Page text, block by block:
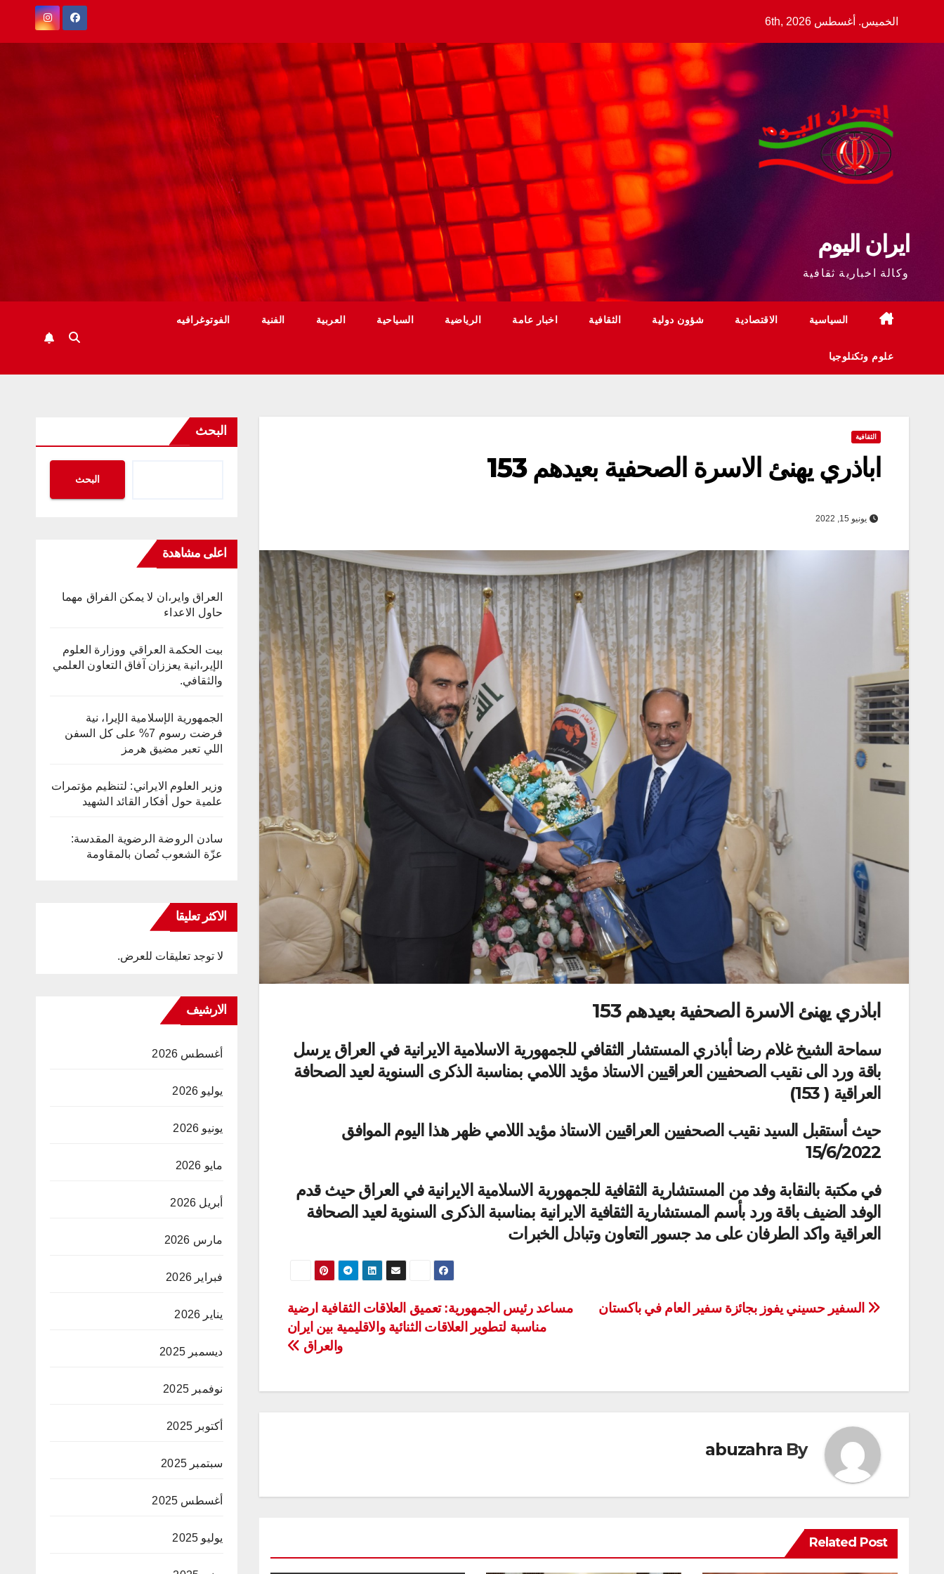
الخميس. أغسطس 6th, 2026
ايران اليوم
وكالة اخبارية ثقافية
السياسية الاقتصادية شؤون دولية الثقافية اخبار عامة الرياضية السياحية العربية الفنية الفوتوغرافيه
علوم وتكنلوجيا
الثقافية
اباذري يهنئ الاسرة الصحفية بعيدهم 153
يونيو 15, 2022
اباذري يهنئ الاسرة الصحفية بعيدهم 153
سماحة الشيخ غلام رضا أباذري المستشار الثقافي للجمهورية الاسلامية الايرانية في العراق يرسل
باقة ورد الى نقيب الصحفيين العراقيين الاستاذ مؤيد اللامي بمناسبة الذكرى السنوية لعيد الصحافة
العراقية ( 153)
حيث أستقبل السيد نقيب الصحفيين العراقيين الاستاذ مؤيد اللامي ظهر هذا اليوم الموافق
15/6/2022
في مكتبة بالنقابة وفد من المستشارية الثقافية للجمهورية الاسلامية الايرانية في العراق حيث قدم
الوفد الضيف باقة ورد بأسم المستشارية الثقافية الايرانية بمناسبة الذكرى السنوية لعيد الصحافة
العراقية واكد الطرفان على مد جسور التعاون وتبادل الخبرات
تصفّح
مساعد رئيس الجمهورية: تعميق العلاقات الثقافية ارضية
مناسبة لتطوير العلاقات الثنائية والاقليمية بين ايران
والعراق
السفير حسيني يفوز بجائزة سفير العام في باكستان
By
abuzahra
Related Post
البحث
البحث
اعلى مشاهدة
العراق واير،ان لا يمكن الفراق مهما
حاول الاعداء
بيت الحكمة العراقي ووزارة العلوم
الإير،انية يعززان آفاق التعاون العلمي
والثقافي.
الجمهورية الإسلامية الإيرا، نية
فرضت رسوم 7% على كل السفن
اللي تعبر مضيق هرمز
وزير العلوم الايراني: لتنظيم مؤتمرات
علمية حول أفكار القائد الشهيد
سادن الروضة الرضوية المقدسة:
عزّة الشعوب تُصان بالمقاومة
الاكثر تعليقا
لا توجد تعليقات للعرض.
الارشيف
أغسطس 2026
يوليو 2026
يونيو 2026
مايو 2026
أبريل 2026
مارس 2026
فبراير 2026
يناير 2026
ديسمبر 2025
نوفمبر 2025
أكتوبر 2025
سبتمبر 2025
أغسطس 2025
يوليو 2025